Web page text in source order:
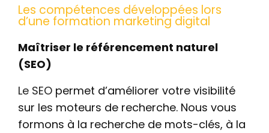
Les compétences développées lors
d’une formation marketing digital
Maîtriser le référencement naturel
(SEO)
Le SEO permet d’améliorer votre visibilité
sur les moteurs de recherche. Nous vous
formons à la recherche de mots-clés, à la